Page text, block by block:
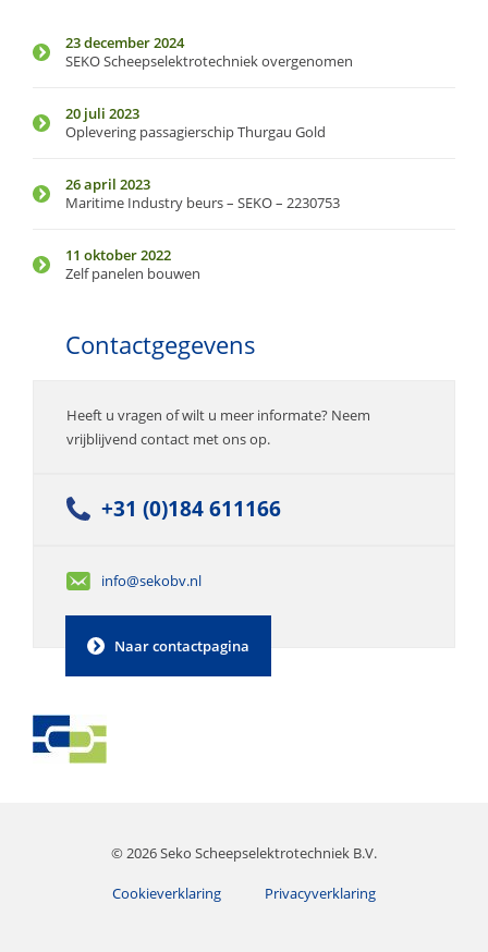
23 december 2024
SEKO Scheepselektrotechniek overgenomen
20 juli 2023
Oplevering passagierschip Thurgau Gold
26 april 2023
Maritime Industry beurs – SEKO – 2230753
11 oktober 2022
Zelf panelen bouwen
Contactgegevens
Heeft u vragen of wilt u meer informate? Neem
vrijblijvend contact met ons op.
+31 (0)184 611166
info@sekobv.nl
Naar contactpagina
© 2026 Seko Scheepselektrotechniek B.V.
Cookieverklaring Privacyverklaring